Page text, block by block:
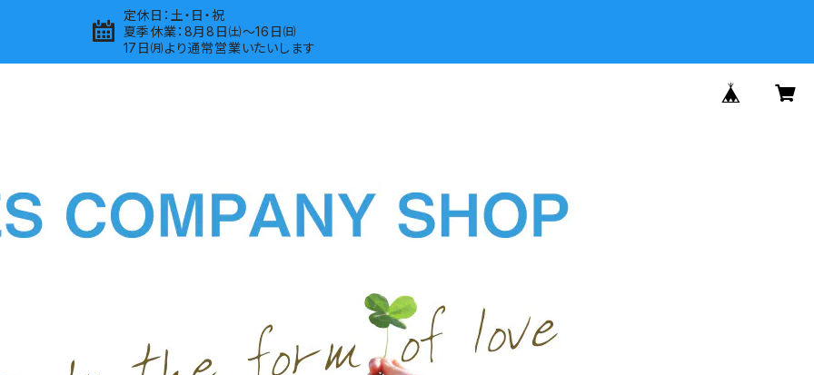
定休日：土・日・祝
夏季休業：8月8日㈯～16日㈰
17日㈪より通常営業いたいします